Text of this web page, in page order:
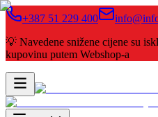
+387 51 229 400
💡 Navedene snižene cijene su
kupovinu putem Webshop-a